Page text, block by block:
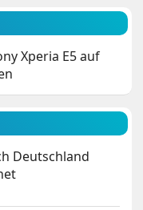
Xperia E5 auf
Deutschland